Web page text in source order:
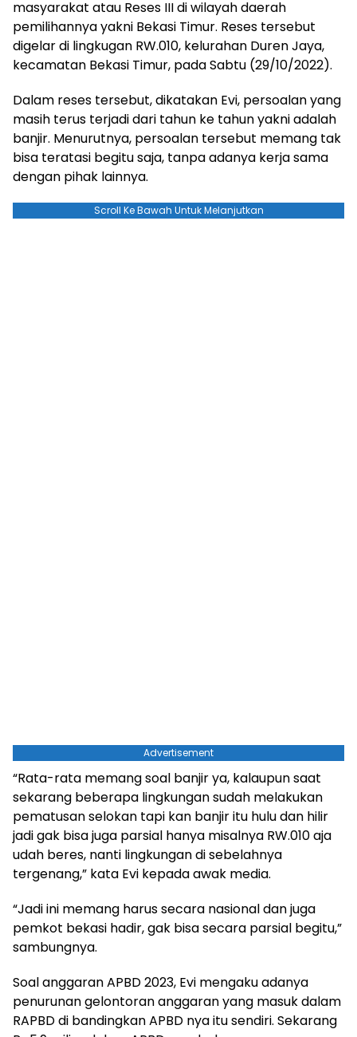
masyarakat atau Reses III di wilayah daerah
pemilihannya yakni Bekasi Timur. Reses tersebut
digelar di lingkugan RW.010, kelurahan Duren Jaya,
kecamatan Bekasi Timur, pada Sabtu (29/10/2022).
Dalam reses tersebut, dikatakan Evi, persoalan yang
masih terus terjadi dari tahun ke tahun yakni adalah
banjir. Menurutnya, persoalan tersebut memang tak
bisa teratasi begitu saja, tanpa adanya kerja sama
dengan pihak lainnya.
Scroll Ke Bawah Untuk Melanjutkan
Advertisement
“Rata-rata memang soal banjir ya, kalaupun saat
sekarang beberapa lingkungan sudah melakukan
pematusan selokan tapi kan banjir itu hulu dan hilir
jadi gak bisa juga parsial hanya misalnya RW.010 aja
udah beres, nanti lingkungan di sebelahnya
tergenang,” kata Evi kepada awak media.
“Jadi ini memang harus secara nasional dan juga
pemkot bekasi hadir, gak bisa secara parsial begitu,”
sambungnya.
Soal anggaran APBD 2023, Evi mengaku adanya
penurunan gelontoran anggaran yang masuk dalam
RAPBD di bandingkan APBD nya itu sendiri. Sekarang